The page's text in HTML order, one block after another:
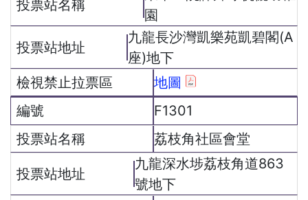
園
九龍長沙灣凱樂苑凱碧閣(A
座)地下
地圖
F1301
荔枝角社區會堂
九龍深水埗荔枝角道863
號地下